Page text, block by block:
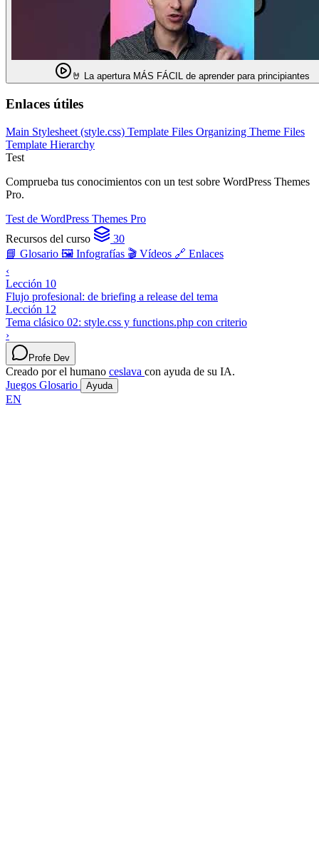
🤘 La apertura MÁS FÁCIL de aprender para principiantes
Enlaces útiles
Main Stylesheet (style.css) Template Files Organizing Theme Files
Template Hierarchy
Test
Comprueba tus conocimientos con un test sobre WordPress Themes
Pro.
Test de WordPress Themes Pro
Recursos del curso
30
📘 Glosario 🖼️ Infografías 🎬 Vídeos 🔗 Enlaces
‹
Lección 10
Flujo profesional: de briefing a release del tema
Lección 12
Tema clásico 02: style.css y functions.php con criterio
›
Profe Dev
Creado por el humano ceslava con ayuda de su IA.
Juegos Glosario Ayuda
EN